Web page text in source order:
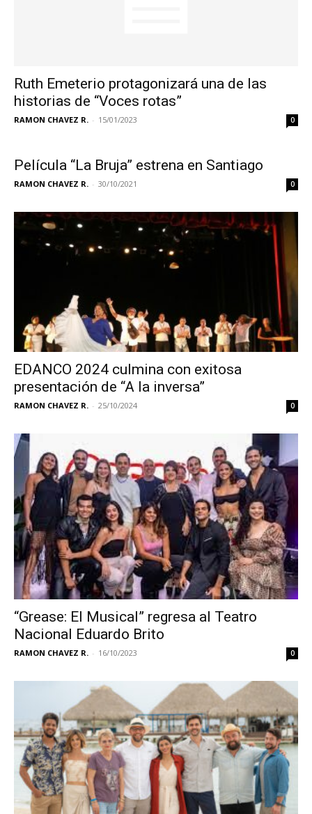
Ruth Emeterio protagonizará una de las
historias de “Voces rotas”
RAMON CHAVEZ R. - 15/01/2023 0
Película “La Bruja” estrena en Santiago
RAMON CHAVEZ R. - 30/10/2021 0
EDANCO 2024 culmina con exitosa
presentación de “A la inversa”
RAMON CHAVEZ R. - 25/10/2024 0
“Grease: El Musical” regresa al Teatro
Nacional Eduardo Brito
RAMON CHAVEZ R. - 16/10/2023 0